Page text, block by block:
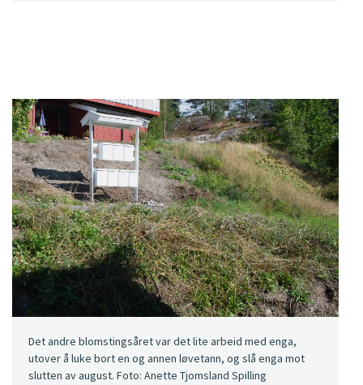
Det andre blomstingsåret var det lite arbeid med enga,
utover å luke bort en og annen løvetann, og slå enga mot
slutten av august. Foto: Anette Tjomsland Spilling